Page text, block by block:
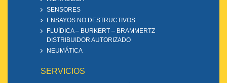
SENSORES
ENSAYOS NO DESTRUCTIVOS
FLUÍDICA – BURKERT – BRAMMERTZ
DISTRIBUIDOR AUTORIZADO
NEUMÁTICA
SERVICIOS